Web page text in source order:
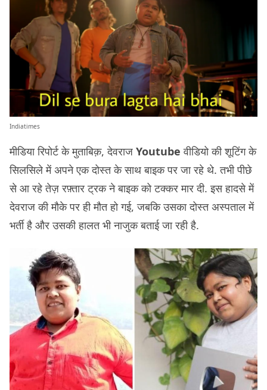
Indiatimes
मीडिया रिपोर्ट के मुताबिक़, देवराज Youtubeवीडियो की शूटिंग के
सिलसिले में अपने एक दोस्त के साथ बाइक पर जा रहे थे. तभी पीछे
से आ रहे तेज़ रफ़्तार ट्रक ने बाइक को टक्कर मार दी. इस हादसे में
देवराज की मौके पर ही मौत हो गई, जबकि उसका दोस्त अस्पताल में
भर्ती है और उसकी हालत भी नाजुक बताई जा रही है.